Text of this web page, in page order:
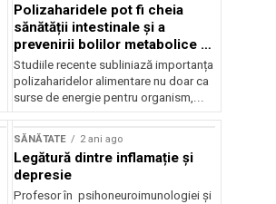
Polizaharidele pot fi cheia
sănătății intestinale și a
prevenirii bolilor metabolice și
inflamatorii
Studiile recente subliniază importanța
polizaharidelor alimentare nu doar ca
surse de energie pentru organism,...
SĂNĂTATE 2 ani ago
Legătură dintre inflamație și
depresie
Profesor în psihoneuroimunologiei și